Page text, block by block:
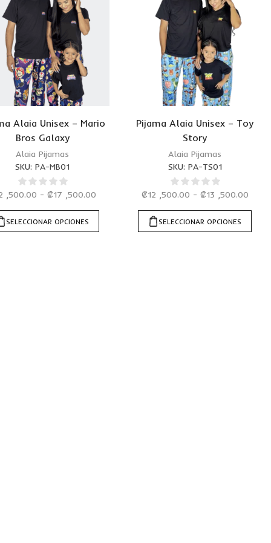
Alaia Unisex – Mario
Bros Galaxy
Alaia Pijamas
SKU: PA-MB01
,500.00 - ₡17 ,500.00
SELECCIONAR OPCIONES
Pijama Alaia Unisex – Toy
Story
Alaia Pijamas
SKU: PA-TS01
₡12 ,500.00 - ₡13 ,500.00
SELECCIONAR OPCIONES